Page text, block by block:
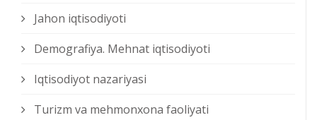
Jahon iqtisodiyoti
Demografiya. Mehnat iqtisodiyoti
Iqtisodiyot nazariyasi
Turizm va mehmonxona faoliyati